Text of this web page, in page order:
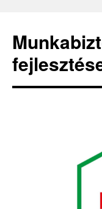
tartalomba